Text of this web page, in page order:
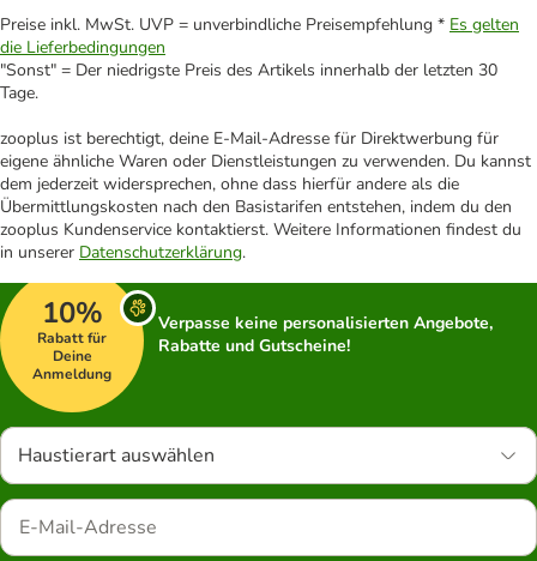
Preise inkl. MwSt. UVP = unverbindliche Preisempfehlung * Es gelten
die Lieferbedingungen
"Sonst" = Der niedrigste Preis des Artikels innerhalb der letzten 30
Tage.
zooplus ist berechtigt, deine E-Mail-Adresse für Direktwerbung für
eigene ähnliche Waren oder Dienstleistungen zu verwenden. Du kannst
dem jederzeit widersprechen, ohne dass hierfür andere als die
Übermittlungskosten nach den Basistarifen entstehen, indem du den
zooplus Kundenservice kontaktierst. Weitere Informationen findest du
in unserer Datenschutzerklärung.
10%
Rabatt für
Deine
Anmeldung
Verpasse keine personalisierten Angebote,
Rabatte und Gutscheine!
Haustierart auswählen